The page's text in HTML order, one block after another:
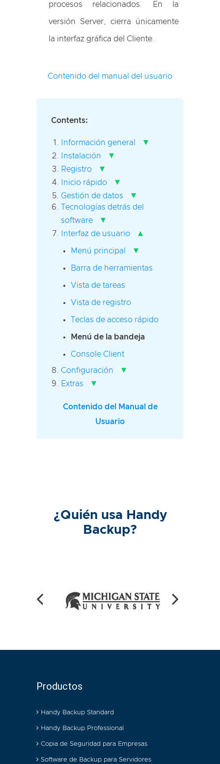
procesos relacionados. En la
versión Server, cierra únicamente
la interfaz gráfica del Cliente.
Contenido del manual del usuario
Contents:
Información general ▾
Instalación ▾
Registro ▾
Inicio rápido ▾
Gestión de datos ▾
Tecnologías detrás del
software
▾
Interfaz de usuario ▴
Menú principal ▾
Barra de herramientas
Vista de tareas
Vista de registro
Teclas de acceso rápido
Menú de la bandeja
Console Client
Configuración ▾
Extras ▾
Contenido del Manual de
Usuario
¿Quién usa Handy
Backup?
Productos
Handy Backup Standard
Handy Backup Professional
Copia de Seguridad para Empresas
Software de Backup para Servidores